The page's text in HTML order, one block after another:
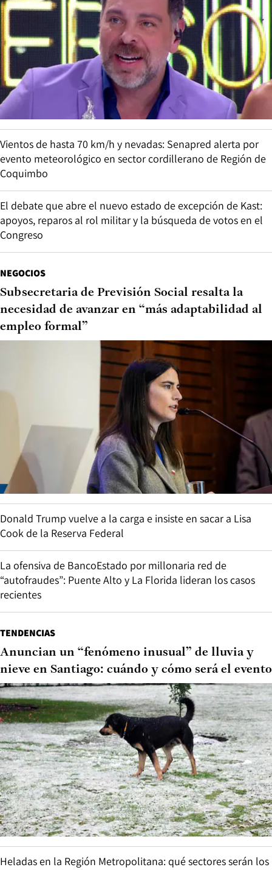
Vientos de hasta 70 km/h y nevadas: Senapred alerta por
evento meteorológico en sector cordillerano de Región de
Coquimbo
El debate que abre el nuevo estado de excepción de Kast:
apoyos, reparos al rol militar y la búsqueda de votos en el
Congreso
NEGOCIOS
Subsecretaria de Previsión Social resalta la
necesidad de avanzar en “más adaptabilidad al
empleo formal”
Donald Trump vuelve a la carga e insiste en sacar a Lisa
Cook de la Reserva Federal
La ofensiva de BancoEstado por millonaria red de
“autofraudes”: Puente Alto y La Florida lideran los casos
recientes
TENDENCIAS
Anuncian un “fenómeno inusual” de lluvia y
nieve en Santiago: cuándo y cómo será el evento
Heladas en la Región Metropolitana: qué sectores serán los